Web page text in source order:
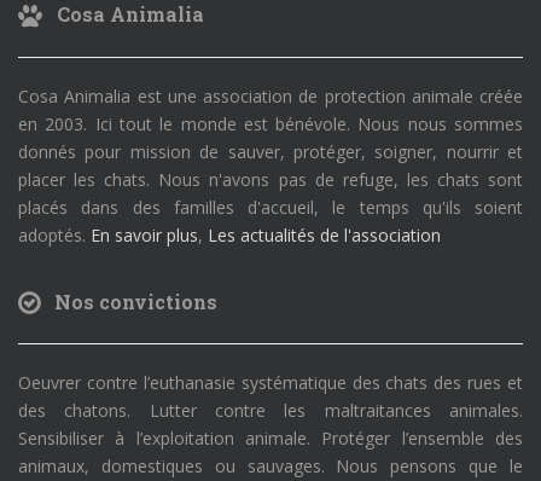
Cosa Animalia
Cosa Animalia est une association de protection animale créée
en 2003. Ici tout le monde est bénévole. Nous nous sommes
donnés pour mission de sauver, protéger, soigner, nourrir et
placer les chats. Nous n'avons pas de refuge, les chats sont
placés dans des familles d'accueil, le temps qu'ils soient
adoptés. En savoir plus, Les actualités de l'association
Nos convictions
Oeuvrer contre l’euthanasie systématique des chats des rues et
des chatons. Lutter contre les maltraitances animales.
Sensibiliser à l’exploitation animale. Protéger l’ensemble des
animaux, domestiques ou sauvages. Nous pensons que le